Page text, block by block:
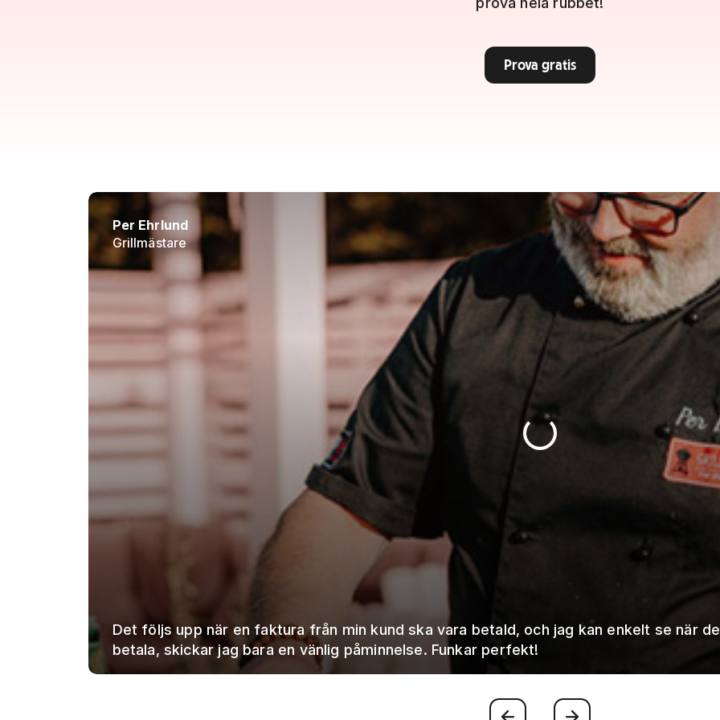
Prova gratis
Per Ehrlund
Grillmästare
Det följs upp när en faktura från min kund ska vara betald, och jag kan enkelt se när
betala, skickar jag bara en vänlig påminnelse. Funkar perfekt!
FöregåendeNästa